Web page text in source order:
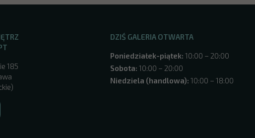
185
DZIŚ GALERIA OTWARTA
Poniedziałek-piątek: 10:00 – 20:00
Sobota: 10:00 – 20:00
Niedziela (handlowa): 10:00 – 18:00